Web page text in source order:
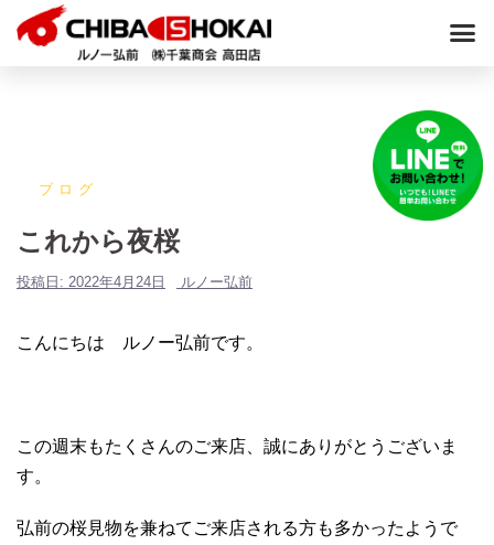
ブログ
これから夜桜
投稿日: 2022年4月24日 ルノー弘前
こんにちは ルノー弘前です。
この週末もたくさんのご来店、誠にありがとうございま
す。
弘前の桜見物を兼ねてご来店される方も多かったようで